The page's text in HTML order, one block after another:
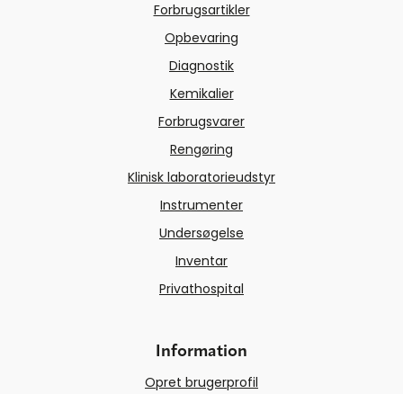
Forbrugsartikler
Opbevaring
Diagnostik
Kemikalier
Forbrugsvarer
Rengøring
Klinisk laboratorieudstyr
Instrumenter
Undersøgelse
Inventar
Privathospital
Information
Opret brugerprofil